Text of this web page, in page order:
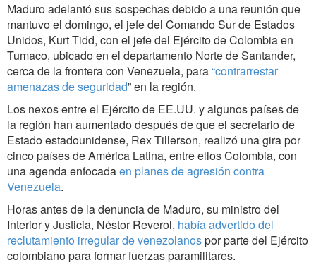
Maduro adelantó sus sospechas debido a una reunión que
mantuvo el domingo, el jefe del Comando Sur de Estados
Unidos, Kurt Tidd, con el jefe del Ejército de Colombia en
Tumaco, ubicado en el departamento Norte de Santander,
cerca de la frontera con Venezuela, para“contrarrestar
amenazas de seguridad” en la región.
Los nexos entre el Ejército de EE.UU. y algunos países de
la región han aumentado después de que el secretario de
Estado estadounidense, Rex Tillerson, realizó una gira por
cinco países de América Latina, entre ellos Colombia, con
una agenda enfocadaen planes de agresión contra
Venezuela.
Horas antes de la denuncia de Maduro, su ministro del
Interior y Justicia, Néstor Reverol, había advertido del
reclutamiento irregular de venezolanospor parte del Ejército
colombiano para formar fuerzas paramilitares.